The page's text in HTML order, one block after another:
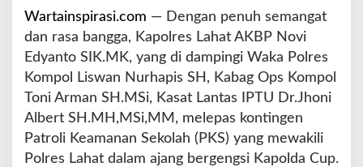
L
a
h
a
K
i
r
i
Wartainspirasi.com — Dengan penuh semangat
dan rasa bangga, Kapolres Lahat AKBP Novi
Edyanto SIK.MK, yang di dampingi Waka Polres
Kompol Liswan Nurhapis SH, Kabag Ops Kompol
Toni Arman SH.MSi, Kasat Lantas IPTU Dr.Jhoni
Albert SH.MH,MSi,MM, melepas kontingen
Patroli Keamanan Sekolah (PKS) yang mewakili
Polres Lahat dalam ajang bergengsi Kapolda Cup.